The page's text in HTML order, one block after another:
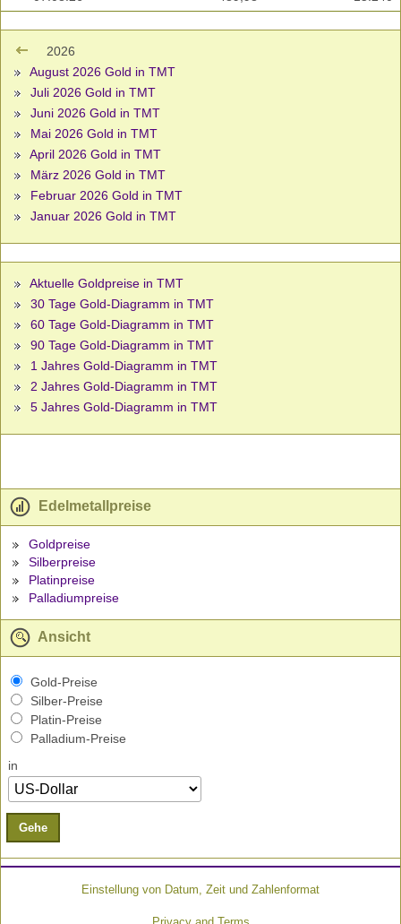
2026
August 2026 Gold in TMT
Juli 2026 Gold in TMT
Juni 2026 Gold in TMT
Mai 2026 Gold in TMT
April 2026 Gold in TMT
März 2026 Gold in TMT
Februar 2026 Gold in TMT
Januar 2026 Gold in TMT
Aktuelle Goldpreise in TMT
30 Tage Gold-Diagramm in TMT
60 Tage Gold-Diagramm in TMT
90 Tage Gold-Diagramm in TMT
1 Jahres Gold-Diagramm in TMT
2 Jahres Gold-Diagramm in TMT
5 Jahres Gold-Diagramm in TMT
Edelmetallpreise
Goldpreise
Silberpreise
Platinpreise
Palladiumpreise
Ansicht
Gold-Preise
Silber-Preise
Platin-Preise
Palladium-Preise
in
Gehe
Einstellung von Datum, Zeit und Zahlenformat
Privacy and Terms